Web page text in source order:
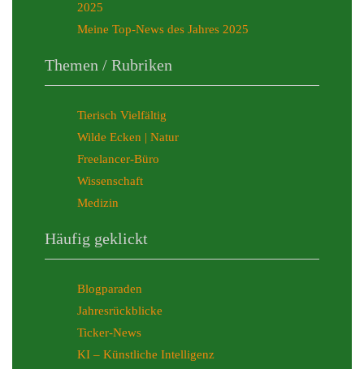
2025
Meine Top-News des Jahres 2025
Themen / Rubriken
Tierisch Vielfältig
Wilde Ecken | Natur
Freelancer-Büro
Wissenschaft
Medizin
Häufig geklickt
Blogparaden
Jahresrückblicke
Ticker-News
KI – Künstliche Intelligenz